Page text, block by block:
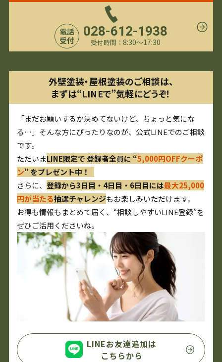
電話
受付
028-612-1938
受付時間： 8:30〜17:30
外壁塗装・屋根塗装のご相談は、
まずは“LINEで”気軽にどうぞ！
「まだお願いするか決めてないけど、ちょっと気にな
る…」そんな方にぴったりなのが、公式LINEでのご相談
です。
ただいまLINE限定で 登録者全員に “5,000円OFFクーポ
ン” をプレゼント中！
さらに、登録から3日目・4日目・6日目には最大25,000
円が当たる抽選チャレンジもお楽しみいただけます。
お得も情報もまとめて届く、“相談しやすいLINE登録”を
ぜひご活用くださいね。
LINEお友達追加は
こちらから